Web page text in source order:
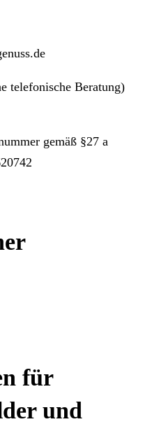
telefonische Beratung)
gemäß §27 a
für
und